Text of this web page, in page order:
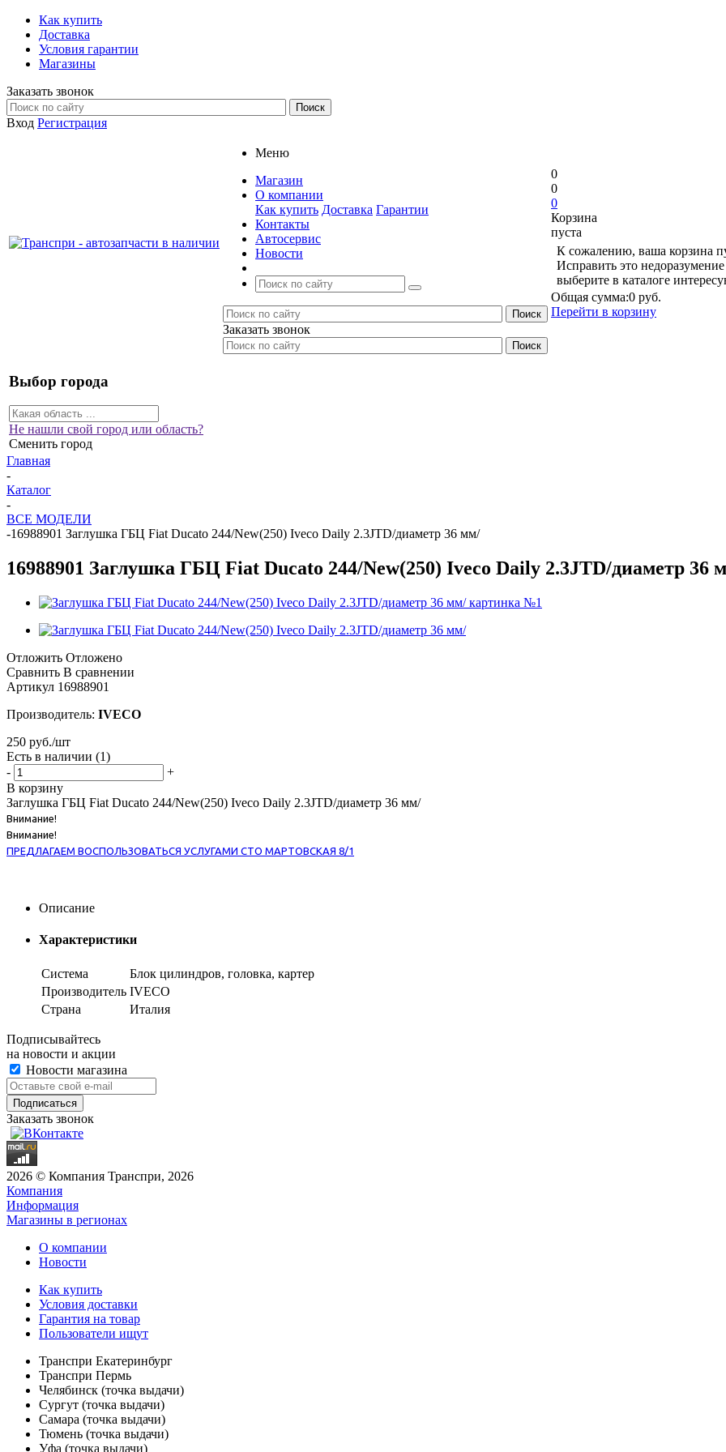
Как купить
Доставка
Условия гарантии
Магазины
Заказать звонок
Вход Регистрация
Меню
Магазин
О компании
Как купить Доставка Гарантии
Контакты
Автосервис
Новости
Заказать звонок
0
0
0
Корзина
пуста
К сожалению, ваша корзина
Исправить это
выберите в каталоге
Общая сумма:0 руб.
Перейти в корзину
Выбор города
Не нашли свой город или область?
Сменить город
Главная
-
Каталог
-
ВСЕ МОДЕЛИ
-16988901 Заглушка ГБЦ Fiat Ducato 244/New(250) Iveco Daily 2.3JTD/диаметр 36 мм/
16988901 Заглушка ГБЦ Fiat Ducato 244/New(250) Iveco Daily 2.3JTD/диаметр 36
Отложить Отложено
Сравнить В сравнении
Артикул 16988901
Производитель: IVECO
250 руб./шт
Есть в наличии (1)
-
+
В корзину
Заглушка ГБЦ Fiat Ducato 244/New(250) Iveco Daily 2.3JTD/диаметр 36 мм/
Внимание!
Внимание!
ПРЕДЛАГАЕМ ВОСПОЛЬЗОВАТЬСЯ УСЛУГАМИ СТО МАРТОВСКАЯ 8/1
Описание
Характеристики
Система
Блок цилиндров, головка, картер
Производитель IVECO
Страна
Италия
Подписывайтесь
на новости и акции
Новости магазина
Заказать звонок
2026 © Компания Транспри, 2026
Компания
Информация
Магазины в регионах
О компании
Новости
Как купить
Условия доставки
Гарантия на товар
Пользователи ищут
Транспри Екатеринбург
Транспри Пермь
Челябинск (точка выдачи)
Сургут (точка выдачи)
Самара (точка выдачи)
Тюмень (точка выдачи)
Уфа (точка выдачи)